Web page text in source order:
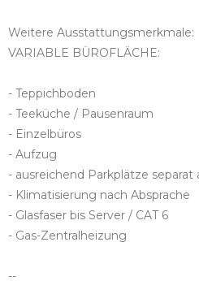
Weitere Ausstattungsmerkmale:
VARIABLE BÜROFLÄCHE:
- Teppichboden
- Teeküche / Pausenraum
- Einzelbüros
- Aufzug
- ausreichend Parkplätze separat
- Klimatisierung nach Absprache
- Glasfaser bis Server / CAT 6
- Gas-Zentralheizung
--